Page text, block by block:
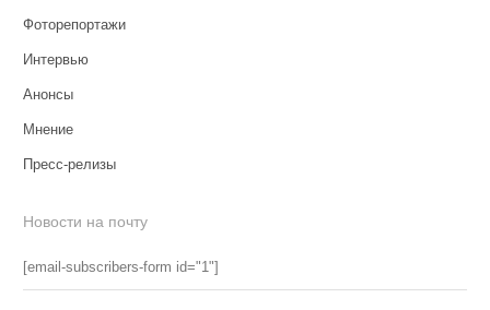
Фоторепортажи
Интервью
Анонсы
Мнение
Пресс-релизы
Новости на почту
[email-subscribers-form id="1"]